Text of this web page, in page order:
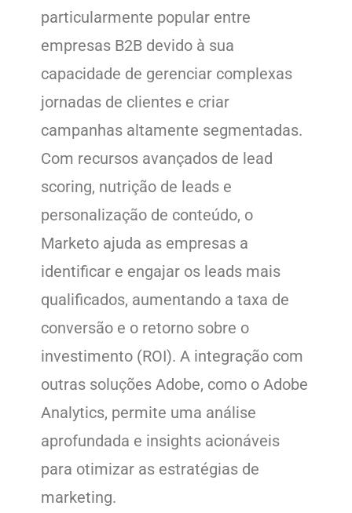
particularmente popular entre
empresas B2B devido à sua
capacidade de gerenciar complexas
jornadas de clientes e criar
campanhas altamente segmentadas.
Com recursos avançados de lead
scoring, nutrição de leads e
personalização de conteúdo, o
Marketo ajuda as empresas a
identificar e engajar os leads mais
qualificados, aumentando a taxa de
conversão e o retorno sobre o
investimento (ROI). A integração com
outras soluções Adobe, como o Adobe
Analytics, permite uma análise
aprofundada e insights acionáveis
para otimizar as estratégias de
marketing.